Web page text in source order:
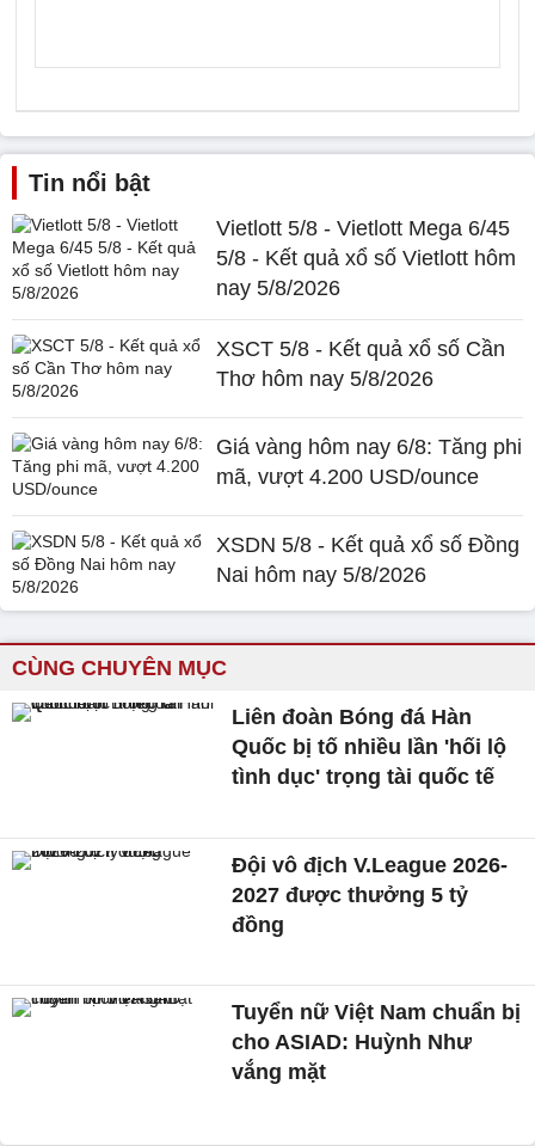
Tin nổi bật
Vietlott 5/8 - Vietlott Mega 6/45
5/8 - Kết quả xổ số Vietlott hôm
nay 5/8/2026
XSCT 5/8 - Kết quả xổ số Cần
Thơ hôm nay 5/8/2026
Giá vàng hôm nay 6/8: Tăng phi
mã, vượt 4.200 USD/ounce
XSDN 5/8 - Kết quả xổ số Đồng
Nai hôm nay 5/8/2026
CÙNG CHUYÊN MỤC
Liên đoàn Bóng đá Hàn
Quốc bị tố nhiều lần 'hối lộ
tình dục' trọng tài quốc tế
Đội vô địch V.League 2026-
2027 được thưởng 5 tỷ
đồng
Tuyển nữ Việt Nam chuẩn bị
cho ASIAD: Huỳnh Như
vắng mặt